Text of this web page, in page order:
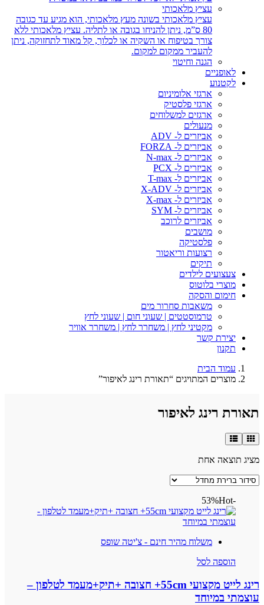
עציץ מלאכותי
עציץ מלאכותי בשונה מעץ מלאכותי, הוא מגיע עד כגובה
80 ס”מ, ניתן להניחו בגובה או לתליה. עציץ מלאכותי ללא
צורך בטיפוח או השקיה או לכלוך, קל מאוד לתחזוקה, ניתן
להעביר ממקום למקום.
הגנה וחיטוי
לאופניים
לקטנוע
ארגזי אלומיניום
ארגזי פלסטיק
ארגזים למשלוחים
מנעולים
אביזרים ל- ADV
אביזרים ל- FORZA
אביזרים ל- N-max
אביזרים ל- PCX
אביזרים ל- T-max
אביזרים ל- X-ADV
אביזרים ל- X-max
אביזרים ל- SYM
אביזרים לרוכב
מושבים
פלסטיקה
רצועות וריאטור
תיקים
צעצועים לילדים
מוצרי בלוטוס
חימום והסקה
משאבות סחרור מים
טרמוסטטים | שעוני חום | שעוני לחץ
מקטיני לחץ | משחרר לחץ | משחרר אוויר
יצירת קשר
תקנון
עמוד הבית
מוצרים המתויגים “תאורת רינג לאיפור”
תאורת רינג לאיפור
מציג תוצאה אחת
-53%
Hot
משלוח מהיר חינם - צ'יטה שופס
הוספה לסל
רינג לייט מקצועי 55cm+ חצובה +תיק+מעמד לטלפון –
עוצמתי במיוחד